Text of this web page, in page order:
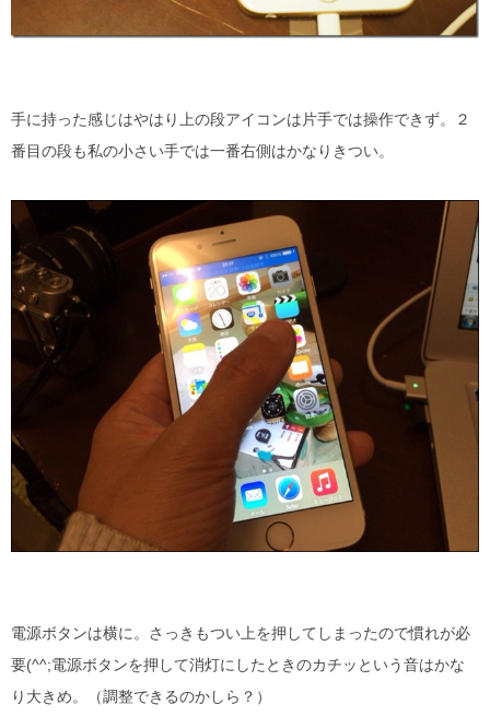
手に持った感じはやはり上の段アイコンは片手では操作できず。２
番目の段も私の小さい手では一番右側はかなりきつい。
電源ボタンは横に。さっきもつい上を押してしまったので慣れが必
要(^^;電源ボタンを押して消灯にしたときのカチッという音はかな
り大きめ。（調整できるのかしら？）